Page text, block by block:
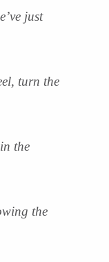
just
turn the
the
the